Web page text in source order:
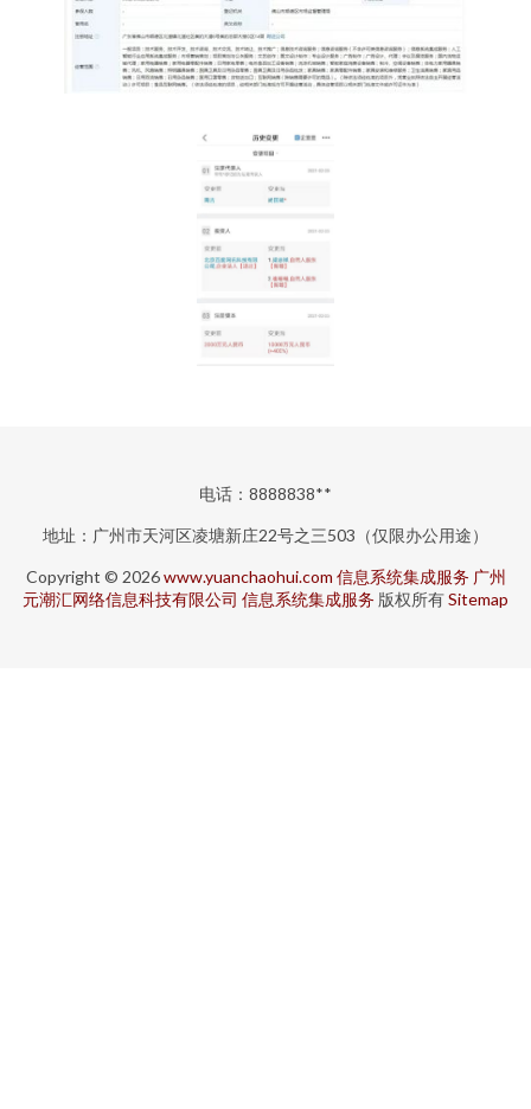
电话：8888838**
地址：广州市天河区凌塘新庄22号之三503（仅限办公用途）
Copyright © 2026www.yuanchaohui.com 信息系统集成服务 广州
元潮汇网络信息科技有限公司 信息系统集成服务 版权所有Sitemap